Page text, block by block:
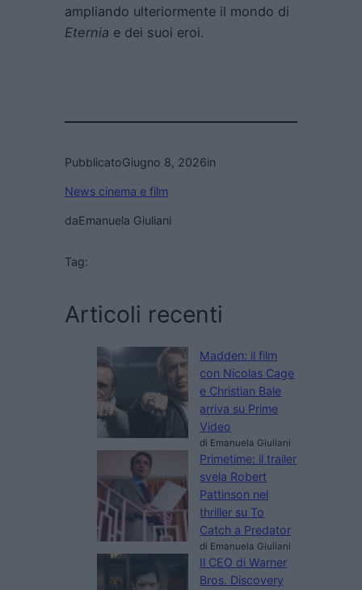
ampliando ulteriormente il mondo di
Eternia e dei suoi eroi.
PubblicatoGiugno 8, 2026in
News cinema e film
daEmanuela Giuliani
Tag:
Articoli recenti
Madden: il film
con Nicolas Cage
e Christian Bale
arriva su Prime
Video
di Emanuela Giuliani
Primetime: il trailer
svela Robert
Pattinson nel
thriller su To
Catch a Predator
di Emanuela Giuliani
Il CEO di Warner
Bros. Discovery